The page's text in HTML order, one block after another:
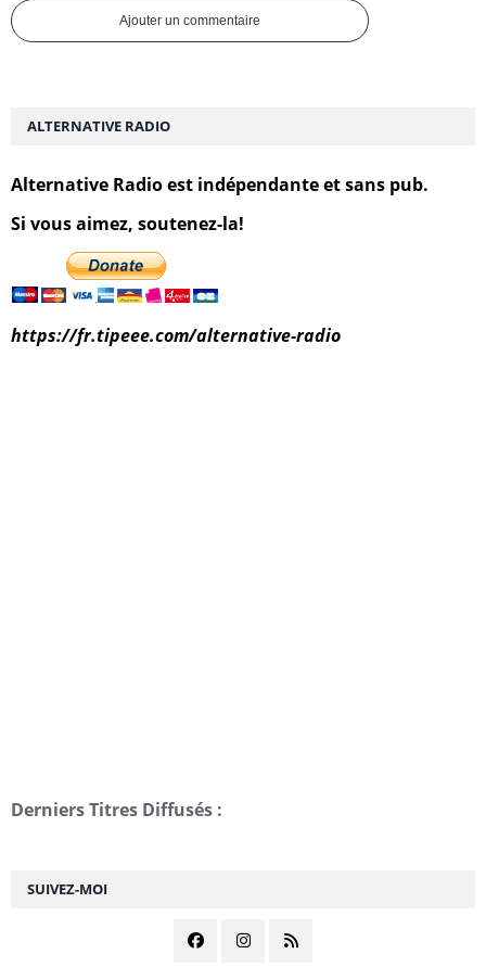
Ajouter un commentaire
SUIVEZ-MOI
ALTERNATIVE RADIO
Alternative Radio est indépendante et sans pub.
Si vous aimez, soutenez-la!
https://fr.tipeee.com/alternative-radio
Derniers Titres Diffusés :